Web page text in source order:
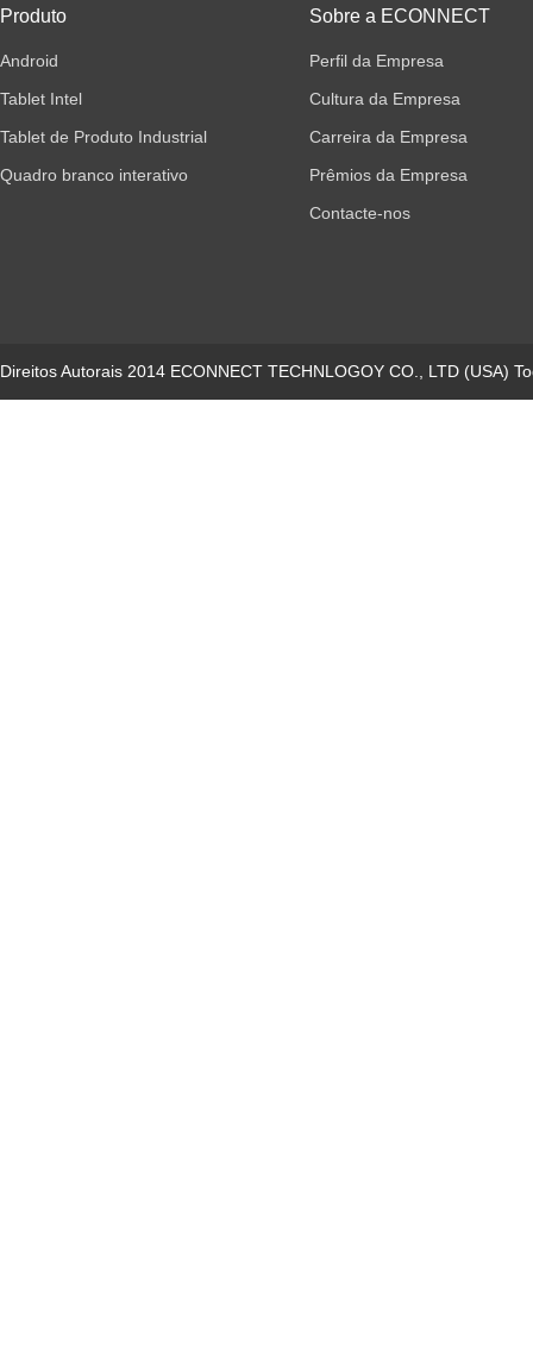
Produto
Android
Tablet Intel
Tablet de Produto Industrial
Quadro branco interativo
Sobre a ECONNECT
Perfil da Empresa
Cultura da Empresa
Carreira da Empresa
Prêmios da Empresa
Contacte-nos
Direitos Autorais 2014 ECONNECT TECHNLOGOY CO., LTD (USA)